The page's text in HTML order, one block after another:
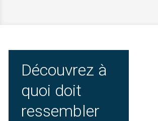
Découvrez à
quoi doit
ressembler